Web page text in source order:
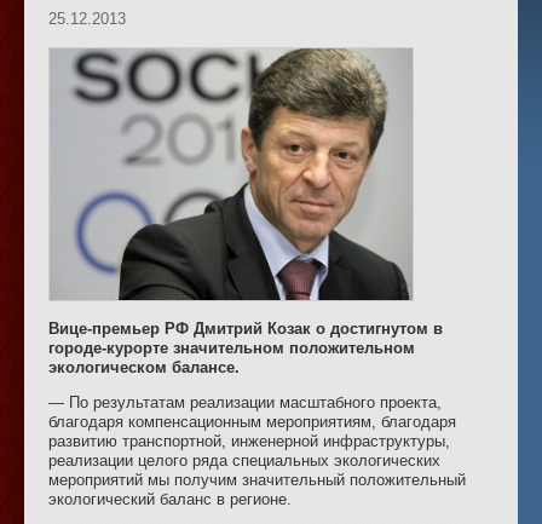
25.12.2013
Вице-премьер РФ Дмитрий Козак о достигнутом в
городе-курорте значительном положительном
экологическом балансе.
— По результатам реализации масштабного проекта,
благодаря компенсационным мероприятиям, благодаря
развитию транспортной, инженерной инфраструктуры,
реализации целого ряда специальных экологических
мероприятий мы получим значительный положительный
экологический баланс в регионе.